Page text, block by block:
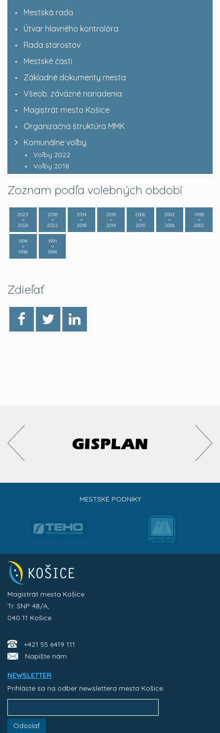
Mestská rada
Útvar hlavného kontrolóra
Rada starostov
Mestské časti
Základné dokumenty mesta
Všeob. záväzné nariadenia
Magistrát mesta Košice
Organizačná štruktúra MMK
Komunálne voľby
Voľby 2022
Voľby 2018
Zoznam podľa volebných období
2022
2026
2018
2022
2014
2018
2010
2014
2006
2010
2002
2006
1998
2002
1994
1998
1991
1994
Zdieľať
MESTSKÉ PODNIKY
Magistrát mesta Košice
Tr. SNP 48/A,
040 11 Košice
+421 55 6419 111
Napíšte nám
NEWSLETTER
Prihláste sa na odber newslettera mesta Košice:
Odoslať